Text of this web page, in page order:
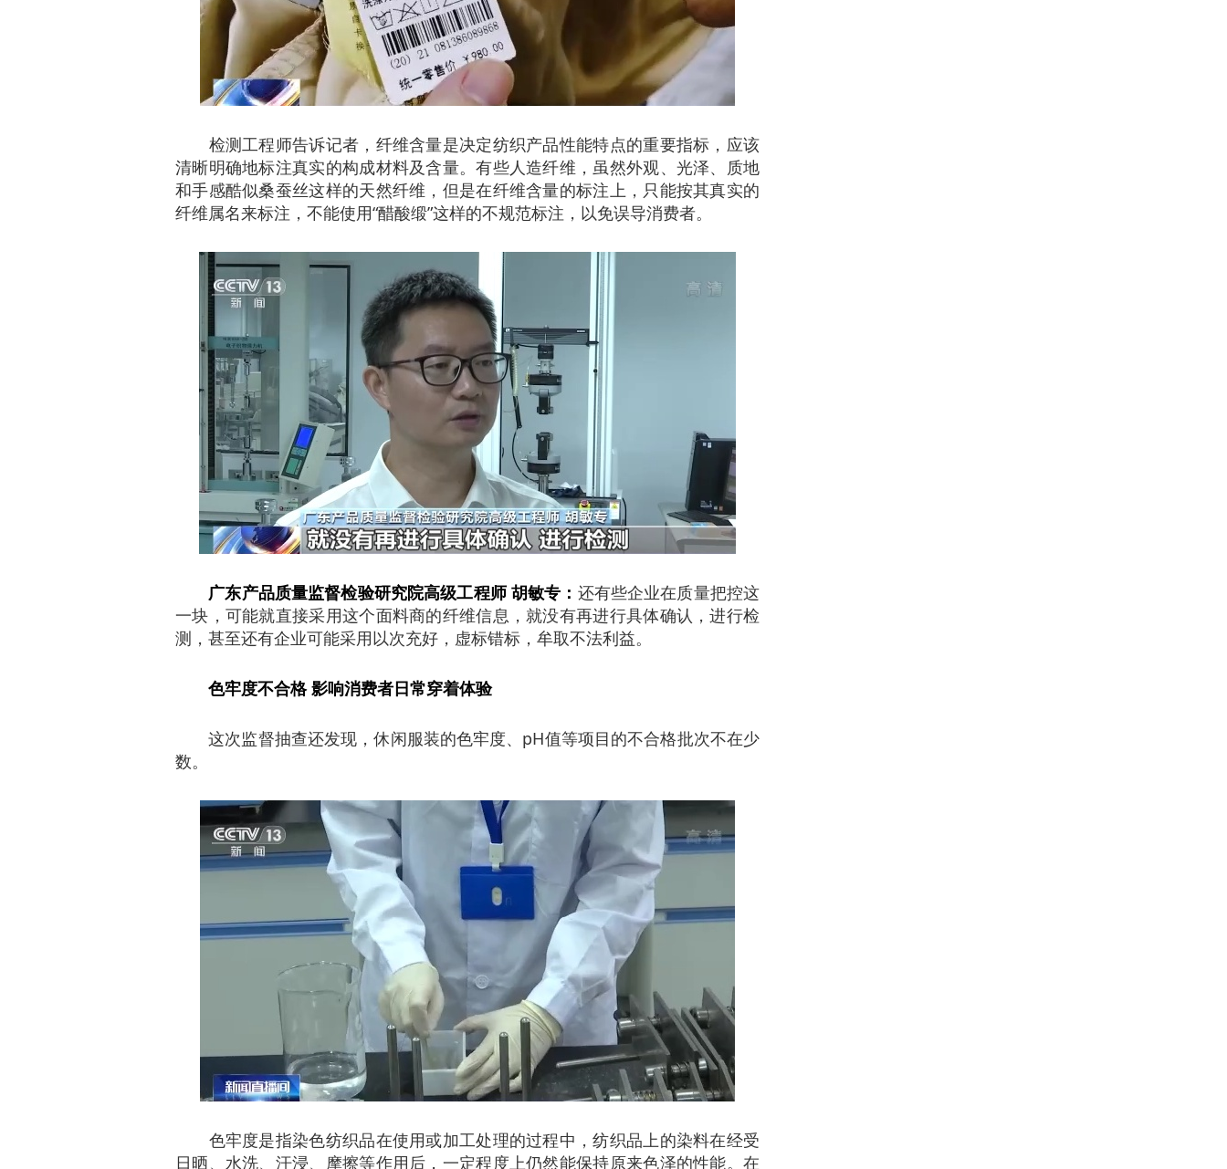
检测工程师告诉记者，纤维含量是决定纺织产品性能特点的重要指标，应该
清晰明确地标注真实的构成材料及含量。有些人造纤维，虽然外观、光泽、质地
和手感酷似桑蚕丝这样的天然纤维，但是在纤维含量的标注上，只能按其真实的
纤维属名来标注，不能使用“醋酸缎”这样的不规范标注，以免误导消费者。
广东产品质量监督检验研究院高级工程师 胡敏专： 还有些企业在质量把控这
一块，可能就直接采用这个面料商的纤维信息，就没有再进行具体确认，进行检
测，甚至还有企业可能采用以次充好，虚标错标，牟取不法利益。
色牢度不合格 影响消费者日常穿着体验
这次监督抽查还发现，休闲服装的色牢度、pH值等项目的不合格批次不在少
数。
色牢度是指染色纺织品在使用或加工处理的过程中，纺织品上的染料在经受
日晒、水洗、汗浸、摩擦等作用后，一定程度上仍然能保持原来色泽的性能。在